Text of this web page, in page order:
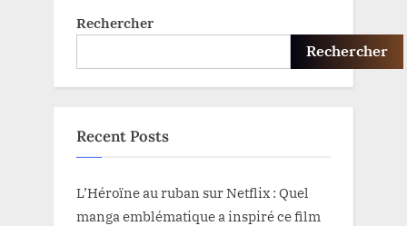
Rechercher
Rechercher
Recent Posts
L’Héroïne au ruban sur Netflix : Quel
manga emblématique a inspiré ce film